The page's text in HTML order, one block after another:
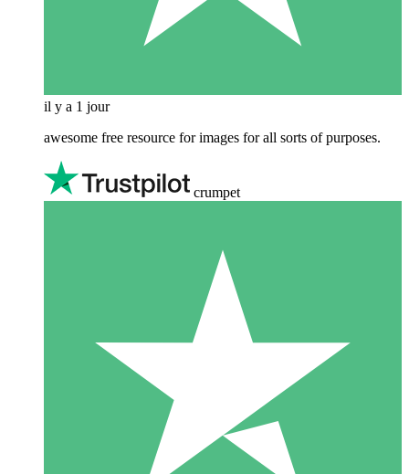
il y a 1 jour
awesome free resource for images for all sorts of purposes.
crumpet